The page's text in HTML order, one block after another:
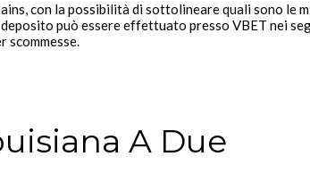
con la possibilità di sottolineare quali sono
può essere effettuato presso VBET nei
scommesse.
A Due